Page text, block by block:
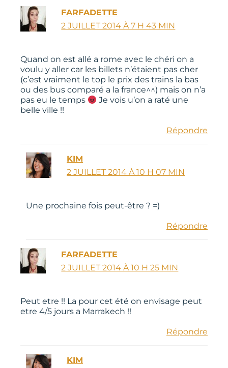
FARFADETTE
2 JUILLET 2014 À 7 H 43 MIN
Quand on est allé a rome avec le chéri on a
voulu y aller car les billets n’étaient pas cher
(c’est vraiment le top le prix des trains la bas
ou des bus comparé a la france^^) mais on n’a
pas eu le temps
Je vois u’on a raté une
belle ville !!
Répondre
KIM
2 JUILLET 2014 À 10 H 07 MIN
Une prochaine fois peut-être ? =)
Répondre
FARFADETTE
2 JUILLET 2014 À 10 H 25 MIN
Peut etre !! La pour cet été on envisage peut
etre 4/5 jours a Marrakech !!
Répondre
KIM